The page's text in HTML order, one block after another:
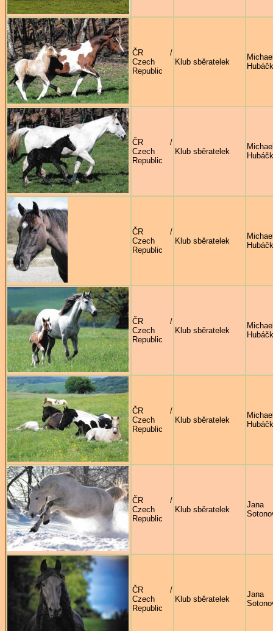
ČR /
Czech
Republic
Klub sběratelek
ČR /
Czech
Republic
Klub sběratelek
ČR /
Czech
Republic
Klub sběratelek
ČR /
Czech
Republic
Klub sběratelek
ČR /
Czech
Republic
Klub sběratelek
ČR /
Czech
Republic
Klub sběratelek
Jana
ČR /
Czech
Republic
Klub sběratelek
Jana